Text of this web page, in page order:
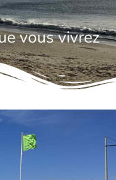
vous vivrez